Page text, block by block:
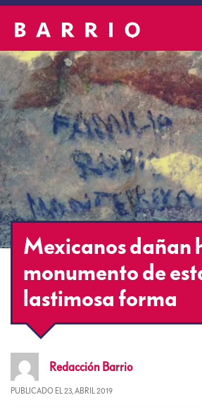
Mexicanos dañan
monumento de
lastimosa forma
Redacción Barrio
PUBLICADO EL 23, ABRIL 2019